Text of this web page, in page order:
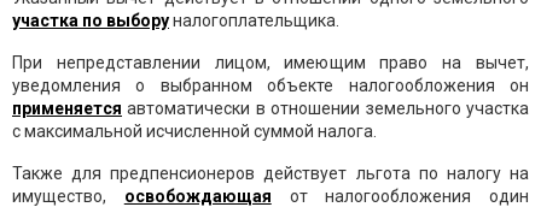
участка по выборуналогоплательщика.
При непредставлении лицом, имеющим право на вычет,
уведомления о выбранном объекте налогообложения он
применяется автоматически в отношении земельного участка
с максимальной исчисленной суммой налога.
Также для предпенсионеров действует льгота по налогу на
имущество, освобождающая от налогообложения один